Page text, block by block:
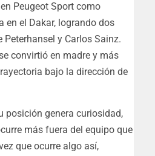
Peugeot Sport como
en el Dakar, logrando dos
y Carlos Sainz.
convirtió en madre y más
bajo la dirección de
posición genera curiosidad,
más fuera del equipo que
que ocurre algo así,